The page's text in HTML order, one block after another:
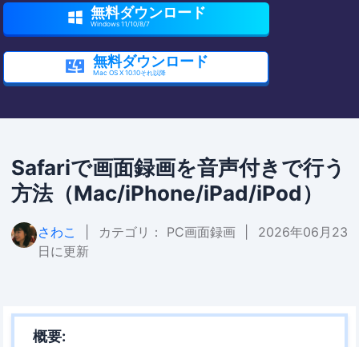
 無料ダウンロード
Windows 11/10/8/7
 無料ダウンロード
Mac OS X 10.10それ以降
Safariで画面録画を音声付きで行う
方法（Mac/iPhone/iPad/iPod）
さわこ カテゴリ： PC画面録画
2026年06月23
日に更新
概要: